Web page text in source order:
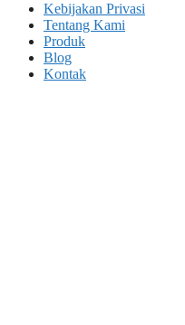
Kebijakan Privasi
Tentang Kami
Produk
Blog
Kontak